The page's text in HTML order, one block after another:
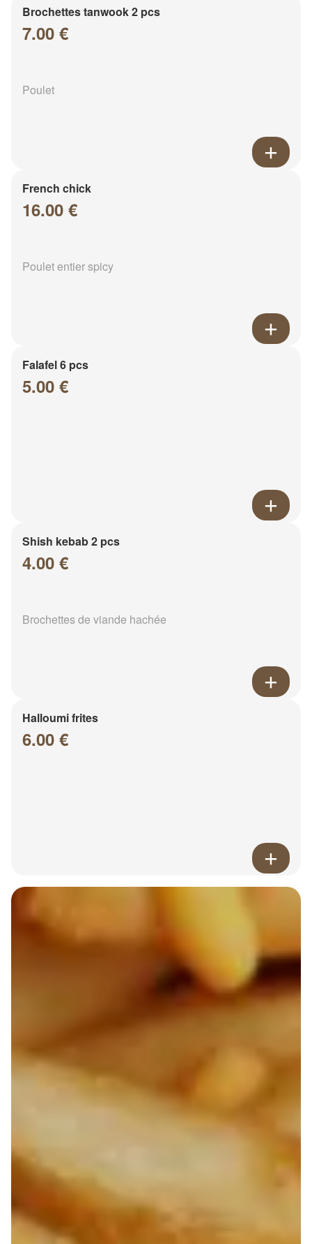
Brochettes tanwook 2 pcs
7.00 €
Poulet
French chick
16.00 €
Poulet entier spicy
Falafel 6 pcs
5.00 €
Shish kebab 2 pcs
4.00 €
Brochettes de viande hachée
Halloumi frites
6.00 €